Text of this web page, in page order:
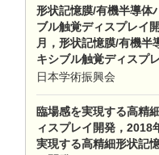
形状記憶膜/有機半導体
ブル触覚ディスプレイ
月，形状記憶膜/有機半
キシブル触覚ディスプ
日本学術振興会
臨場感を実現する高精
ィスプレイ開発，2018
実現する高精細形状記